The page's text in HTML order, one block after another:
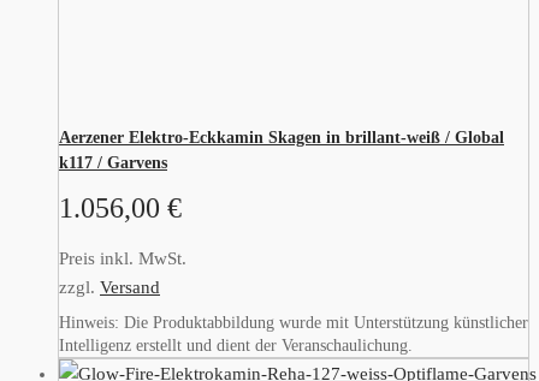
Aerzener Elektro-Eckkamin Skagen in brillant-weiß / Global
k117 / Garvens
1.056,00 €
Preis inkl. MwSt.
zzgl. Versand
Hinweis: Die Produktabbildung wurde mit Unterstützung künstlicher
Intelligenz erstellt und dient der Veranschaulichung.